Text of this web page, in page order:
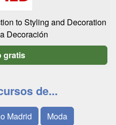
to Styling and Decoration
Decoración
gratis
de...
Madrid Moda